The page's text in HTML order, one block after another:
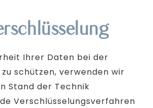
Ihrer Daten bei der
schützen, verwenden wir
Stand der Technik
Verschlüsselungsverfahren